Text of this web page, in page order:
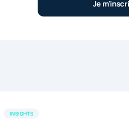
INSIGHTS